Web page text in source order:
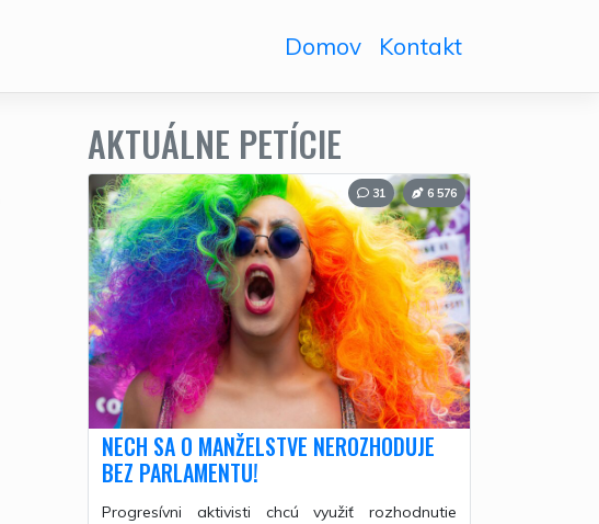
Domov Kontakt
AKTUÁLNE PETÍCIE
31 6 576
NECH SA O MANŽELSTVE NEROZHODUJE
BEZ PARLAMENTU!
Progresívni aktivisti chcú využiť rozhodnutie